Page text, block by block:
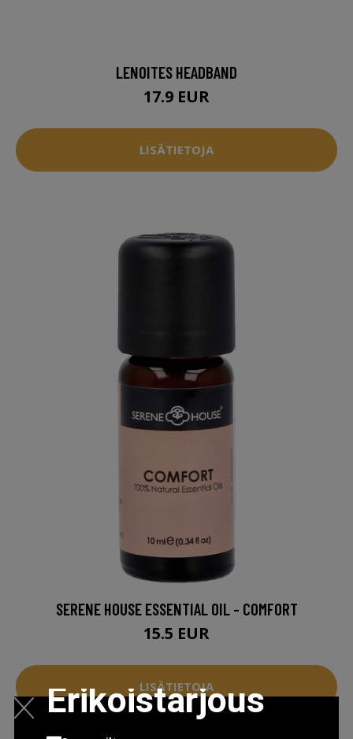
LENOITES HEADBAND
17.9 EUR
LISÄTIETOJA
SERENE HOUSE ESSENTIAL OIL - COMFORT
15.5 EUR
LISÄTIETOJA
Erikoistarjous